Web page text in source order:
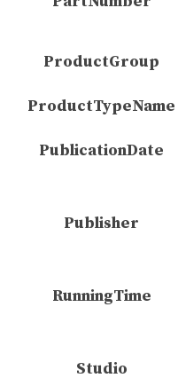
ProductGroup
ProductTypeName
PublicationDate
Publisher
RunningTime
Studio